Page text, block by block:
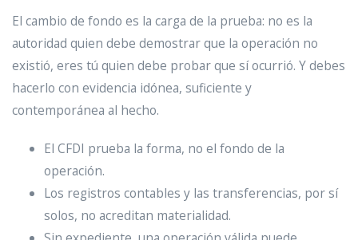
El cambio de fondo es la carga de la prueba: no es la
autoridad quien debe demostrar que la operación no
existió, eres tú quien debe probar que sí ocurrió. Y debes
hacerlo con evidencia idónea, suficiente y
contemporánea al hecho.
El CFDI prueba la forma, no el fondo de la
operación.
Los registros contables y las transferencias, por sí
solos, no acreditan materialidad.